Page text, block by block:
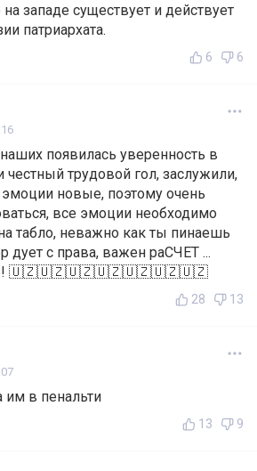
западе существует и действует
патриархата.
6 6
появилась уверенность в
честный трудовой гол, заслужили,
новые, поэтому очень
все эмоции необходимо
табло, неважно как ты пинаешь
дует с права, важен раСЧЕТ ...
!!! 🇺🇿🇺🇿🇺🇿🇺🇿🇺🇿🇺🇿🇺🇿
28 13
им в пенальти
13 9